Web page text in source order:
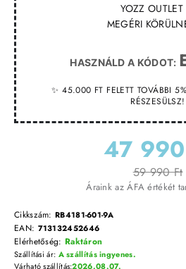
YOZZ
MEGÉRI
HASZNÁLD A KÓDOT:
✨ 45.000 FT FELETT TOVÁBBI
RÉSZESÜLSZ!
47
59 990 Ft
Áraink az ÁFA értékét
Cikkszám: RB4181-601-9A
EAN: 713132452646
Elérhetőség: Raktáron
Várható szállítás:2026.08.07.
Szállítási ár: A szállítás ingyenes.